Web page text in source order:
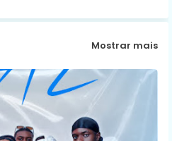
ap
Mostrar mais